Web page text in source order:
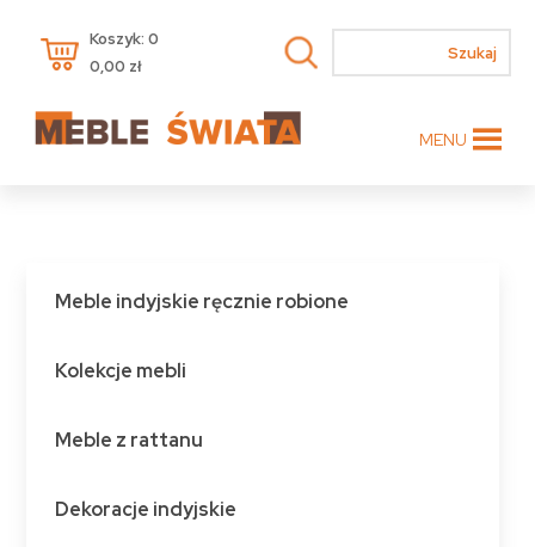
Koszyk: 0
0,00 zł
MENU
Meble indyjskie ręcznie robione
Kolekcje mebli
Meble z rattanu
Dekoracje indyjskie